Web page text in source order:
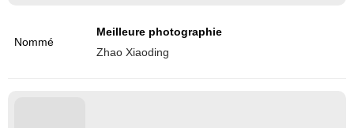
Nommé
Meilleure photographie
Zhao Xiaoding